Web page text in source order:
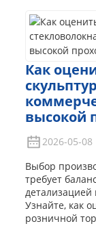
Как
высокой
2026-05-08
Выбор
требует
детализацией
Узнайте, как
розничной